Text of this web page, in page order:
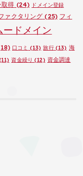
取得 (24) ドメイン登録
ァクタリング (25) フィ
ードメイン
口コミ (13) 旅行(13) 海
資金繰り (12) 資金調達